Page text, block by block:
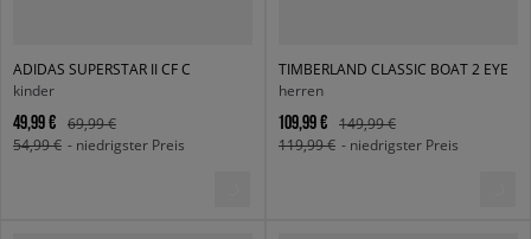
ADIDAS SUPERSTAR II CF C
kinder
49,99 €
69,99 €
54,99 € - niedrigster Preis
TIMBERLAND CLASSIC BOAT 2 EYE
herren
109,99 €
149,99 €
119,99 € - niedrigster Preis